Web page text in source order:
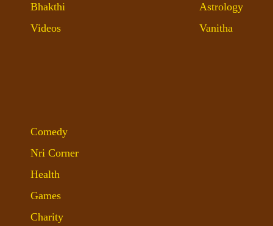
Bhakthi
Videos
Astrology
Vanitha
Comedy
Nri Corner
Health
Games
Charity